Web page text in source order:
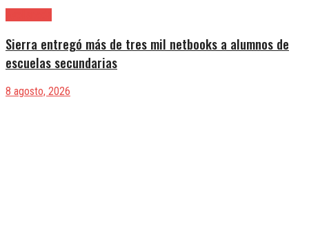
Sierra entregó más de tres mil netbooks a alumnos de
escuelas secundarias
8 agosto, 2026